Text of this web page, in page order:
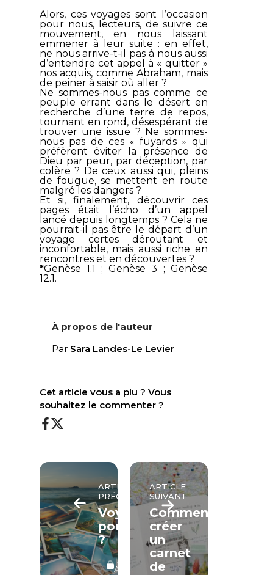
Alors, ces voyages sont l’occasion
pour nous, lecteurs, de suivre ce
mouvement, en nous laissant
emmener à leur suite : en effet,
ne nous arrive-t-il pas à nous aussi
d’entendre cet appel à « quitter »
nos acquis, comme Abraham, mais
de peiner à saisir où aller ?
Ne sommes-nous pas comme ce
peuple errant dans le désert en
recherche d’une terre de repos,
tournant en rond, désespérant de
trouver une issue ? Ne sommes-
nous pas de ces « fuyards » qui
préfèrent éviter la présence de
Dieu par peur, par déception, par
colère ? De ceux aussi qui, pleins
de fougue, se mettent en route
malgré les dangers ?
Et si, finalement, découvrir ces
pages était l’écho d’un appel
lancé depuis longtemps ? Cela ne
pourrait-il pas être le départ d’un
voyage certes déroutant et
inconfortable, mais aussi riche en
rencontres et en découvertes ?
*Genèse 1.1 ; Genèse 3 ; Genèse
12.1.
À propos de l'auteur
Par Sara Landes-Le Levier
Cet article vous a plu ? Vous
souhaitez le commenter ?
ARTICLE
PRÉCÉDENT
Voyager
pourquoi
?
RÉSERVÉ
ABONNÉS
ARTICLE
SUIVANT
Comment
créer
un
carnet
de